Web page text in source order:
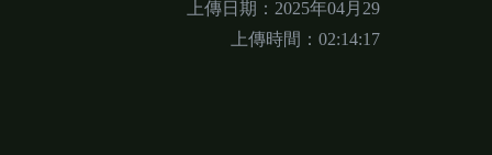
上傳日期：2025年04月29
上傳時間：02:14:17